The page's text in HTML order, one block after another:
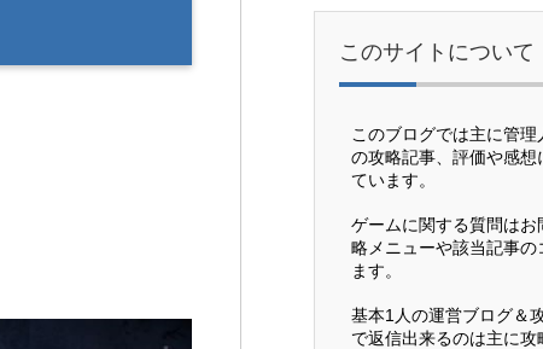
このサイトについて
このブログでは主に管
の攻略記事、評価や感
ています。
ゲームに関する質問は
略メニューや該当記事の
ます。
基本1人の運営ブログ＆
で返信出来るのは主に